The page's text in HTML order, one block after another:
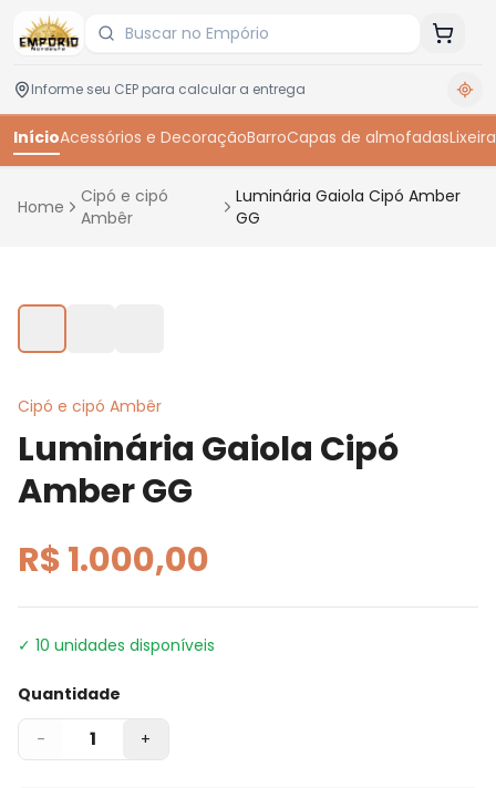
InícioAcessórios e DecoraçãoBarroCapas de almofadasLixeira
Home
Cipó e cipó
Ambêr
Luminária Gaiola Cipó Amber
GG
Cipó e cipó Ambêr
Luminária Gaiola Cipó
Amber GG
R$ 1.000,00
✓ 10 unidades disponíveis
Quantidade
- 1 +